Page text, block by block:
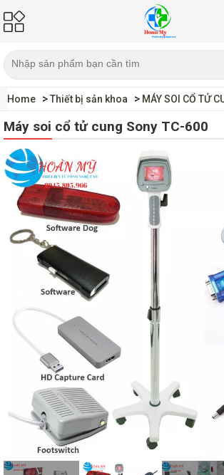
Home Thiết bị sản khoa MÁY SOI CỔ TỬ
Máy soi cổ tử cung Sony TC-600